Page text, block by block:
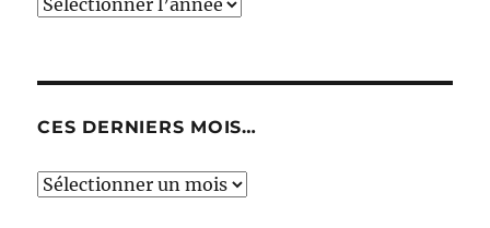
CES DERNIERS MOIS…
Ces